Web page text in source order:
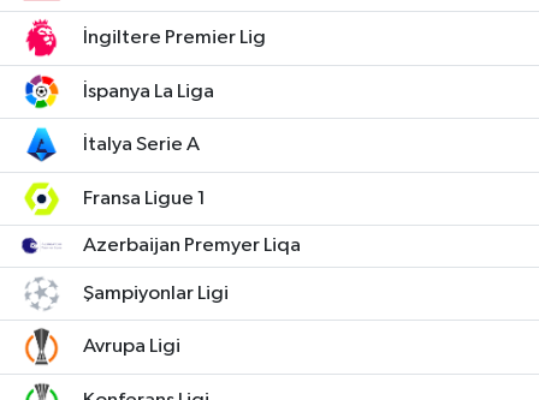
İngiltere Premier Lig
İspanya La Liga
İtalya Serie A
Fransa Ligue 1
Azerbaijan Premyer Liqa
Şampiyonlar Ligi
Avrupa Ligi